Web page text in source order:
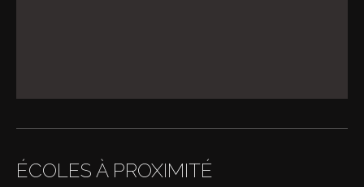
ÉCOLES À PROXIMITÉ